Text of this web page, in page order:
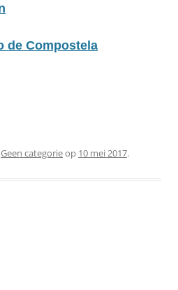
de Compostela
Geen categorieop 10 mei 2017.